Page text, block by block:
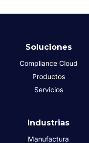
Soluciones
Compliance Cloud
Productos
Servicios
Industrias
Manufactura